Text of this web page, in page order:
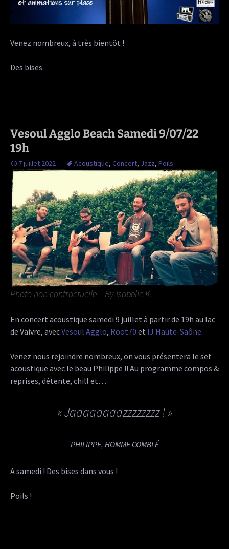
Venez nombreux, à très bientôt !
Des bises
Vesoul Agglo Beach Samedi 9/07/22
19h
7 juillet 2022 Acoustique, Concert, Jazz, Poils
Photo non contractuelle – By Isabelle K.
En concert acoustique samedi 9 juillet à partir de 19h au lac
de Vaivre, avecVesoul Agglo, Root70 et IJ Haute-Saône.
Venez nous rejoindre nombreux, on vous présentera le set
acoustique avec le beau Philippe !! Au programme compos &
reprises, détente, chill et…
« Jaaaaaaaazzzzzzzz ! »
PHILIPPE, HOMME COMBLÉ
A samedi ! Des bises dans vous !
Poils !